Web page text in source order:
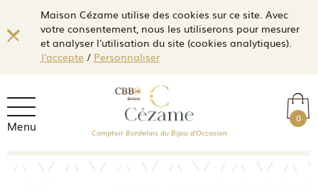
Maison Cézame utilise des cookies sur ce site. Avec
votre consentement, nous les utiliserons pour mesurer
et analyser l'utilisation du site (cookies analytiques).
J'accepte/ Personnaliser
Menu 0
Comptoir Bordelais du Bijou d'Occasion